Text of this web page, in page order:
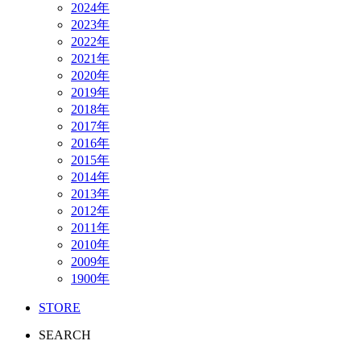
2024年
2023年
2022年
2021年
2020年
2019年
2018年
2017年
2016年
2015年
2014年
2013年
2012年
2011年
2010年
2009年
1900年
STORE
SEARCH